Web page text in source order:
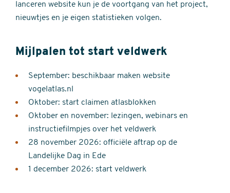
lanceren website kun je de voortgang van het project,
nieuwtjes en je eigen statistieken volgen.
Mijlpalen tot start veldwerk
September: beschikbaar maken website
vogelatlas.nl
Oktober: start claimen atlasblokken
Oktober en november: lezingen, webinars en
instructiefilmpjes over het veldwerk
28 november 2026: officiële aftrap op de
Landelijke Dag in Ede
1 december 2026: start veldwerk